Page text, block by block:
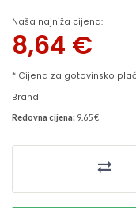
Naša najniža cijena:
8,64 €
* Cijena za gotovinsko
Brand
Redovna cijena: 9.65 €